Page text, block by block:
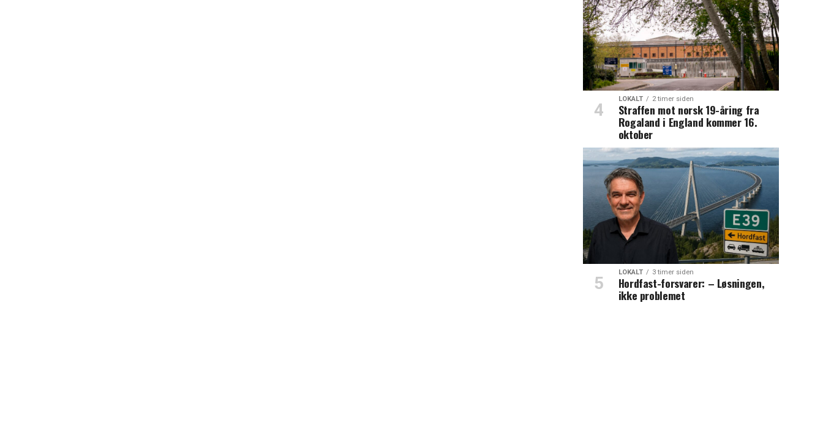
LOKALT 2 timer siden
Straffen mot norsk 19-åring fra
Rogaland i England kommer 16.
oktober
LOKALT 3 timer siden
Hordfast-forsvarer: – Løsningen,
ikke problemet